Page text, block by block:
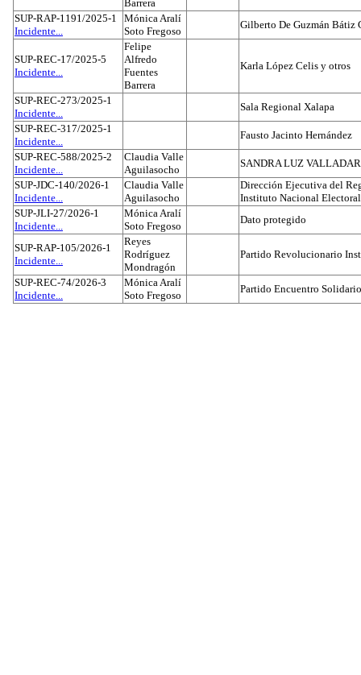
Barrera
SUP-RAP-1191/2025-1
Incidente...
Mónica Aralí
Soto Fregoso
Gilberto De Guzmán Bátiz
SUP-REC-17/2025-5
Incidente...
Felipe
Alfredo
Fuentes
Barrera
Karla López Celis y otros
SUP-REC-273/2025-1
Incidente...
Sala Regional Xalapa
SUP-REC-317/2025-1
Incidente...
Fausto Jacinto Hernández
SUP-REC-588/2025-2
Incidente...
Claudia Valle
Aguilasocho
SANDRA LUZ
SUP-JDC-140/2026-1
Incidente...
Claudia Valle
Aguilasocho
Dirección Ejecutiva del
Instituto Nacional Electoral
SUP-JLI-27/2026-1
Incidente...
Mónica Aralí
Soto Fregoso
Dato protegido
SUP-RAP-105/2026-1
Incidente...
Reyes
Rodríguez
Mondragón
Partido Revolucionario
SUP-REC-74/2026-3
Incidente...
Mónica Aralí
Soto Fregoso
Partido Encuentro